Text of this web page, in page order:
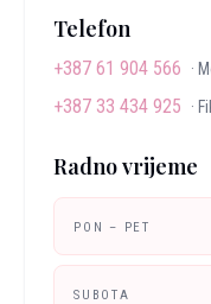
Telefon
+387 61 904 566 ·
+387 33 434 925 ·
Radno vrijeme
PON – PET
SUBOTA